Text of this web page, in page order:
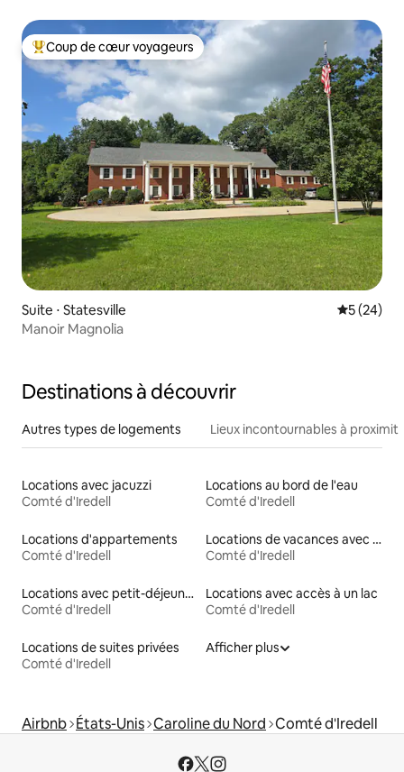
Coups de cœur voyageurs les plus appréciés
Coup de cœur voyageurs
Suite ⋅ Statesville
5 (24)
Manoir Magnolia
Destinations à découvrir
Autres types de logements Lieux incontournables à
Locations avec jacuzzi
Comté d'Iredell
Locations au bord de l'eau
Comté d'Iredell
Locations d'appartements
Comté d'Iredell
Locations de vacances avec piscine
Comté d'Iredell
Locations avec petit-déjeuner
Comté d'Iredell
Locations avec accès à un lac
Comté d'Iredell
Locations de suites privées
Comté d'Iredell
Afficher plus
Airbnb États-Unis Caroline du Nord Comté d'Iredell